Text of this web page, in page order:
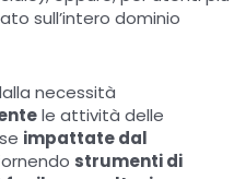
sull’intero dominio
necessità
le attività delle
impattate dal
strumenti di